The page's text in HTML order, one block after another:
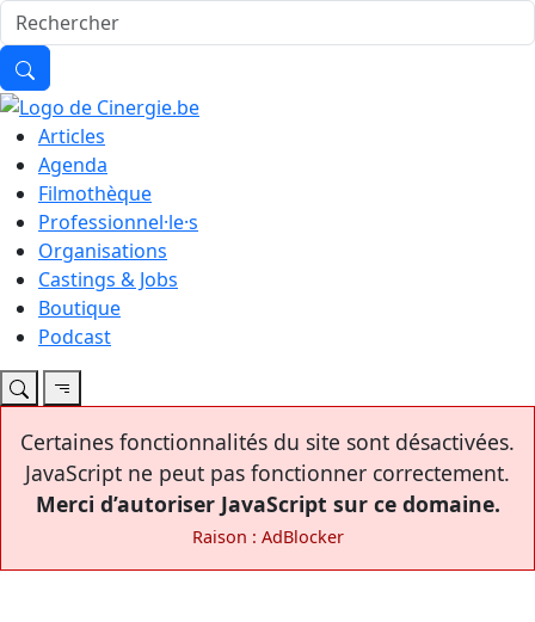
Articles
Agenda
Filmothèque
Professionnel·le·s
Organisations
Castings & Jobs
Boutique
Podcast
Certaines fonctionnalités du site sont désactivées.
JavaScript ne peut pas fonctionner correctement.
Merci d’autoriser JavaScript sur ce domaine.
Raison : AdBlocker